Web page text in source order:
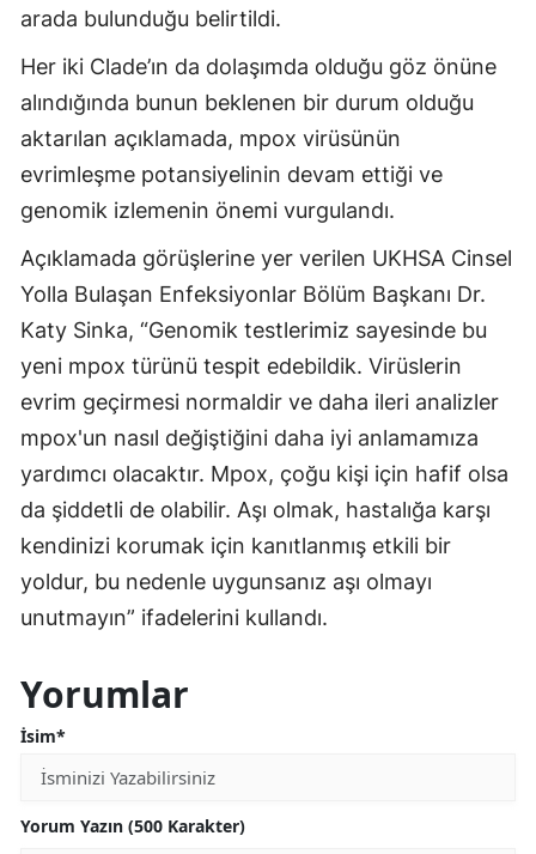
Eskişehir
Gaziantep
Giresun
Hatay
Isparta
Mersin
İstanbul
İzmir
Kars
arada bulunduğu belirtildi.
Her iki Clade’ın da dolaşımda olduğu göz önüne
alındığında bunun beklenen bir durum olduğu
aktarılan açıklamada, mpox virüsünün
evrimleşme potansiyelinin devam ettiği ve
genomik izlemenin önemi vurgulandı.
Açıklamada görüşlerine yer verilen UKHSA Cinsel
Yolla Bulaşan Enfeksiyonlar Bölüm Başkanı Dr.
Katy Sinka, “Genomik testlerimiz sayesinde bu
yeni mpox türünü tespit edebildik. Virüslerin
evrim geçirmesi normaldir ve daha ileri analizler
mpox'un nasıl değiştiğini daha iyi anlamamıza
yardımcı olacaktır. Mpox, çoğu kişi için hafif olsa
da şiddetli de olabilir. Aşı olmak, hastalığa karşı
kendinizi korumak için kanıtlanmış etkili bir
yoldur, bu nedenle uygunsanız aşı olmayı
unutmayın” ifadelerini kullandı.
Yorumlar
İsim*
Yorum Yazın (500 Karakter)